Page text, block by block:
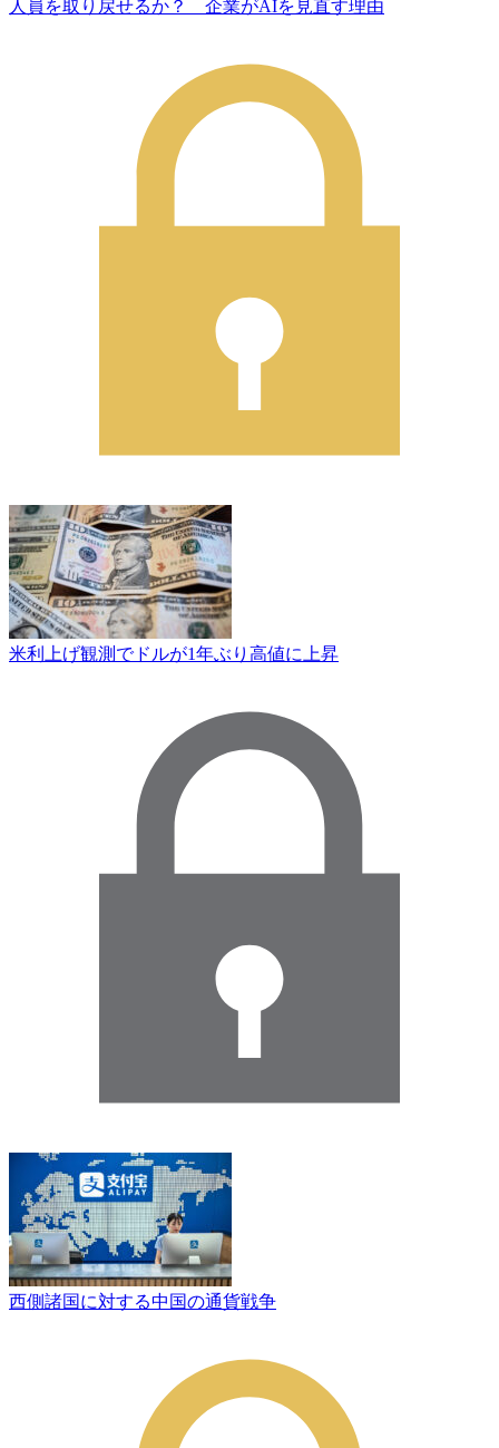
人員を取り戻せるか？ 企業がAIを見直す理由
米利上げ観測でドルが1年ぶり高値に上昇
西側諸国に対する中国の通貨戦争